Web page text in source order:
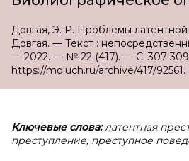
Довгая, Э. Р. Проблемы
Довгая. — Текст :
— 2022. — № 22 (417). — С. 307-
https://moluch.ru/archive/417/92561.
Ключевые слова:латентная
преступление, преступное